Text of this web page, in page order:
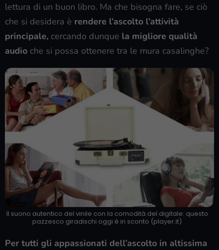
lettura di un buon libro. Ma che bisogna fare, se ciò
che si desidera è rendere l’ascolto l’attività
principale, cercando dunque la migliore qualità
audio che si possa ottenere tra le mura casalinghe?
Il suono autentico del vinile con la comodità del digitale: questo
pazzesco giradischi oggi è in sconto (player.it)
Per tutti gli appassionati dell’ascolto in altissima